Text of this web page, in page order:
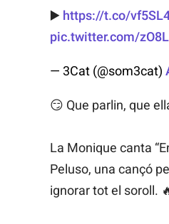
▶️ https://t.co/
pic.twitter.com/
— 3Cat (@som3cat)
😏 Que parlin, que
La Monique canta
Peluso, una cançó
ignorar tot el soroll.